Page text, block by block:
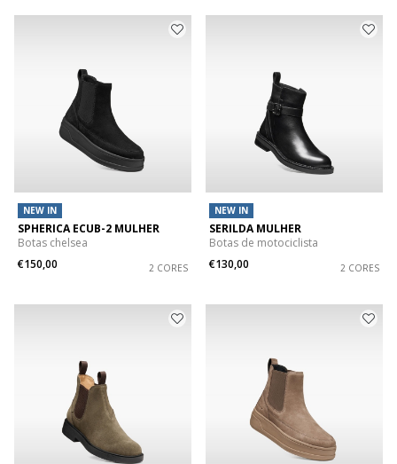
NEW IN
SPHERICA ECUB-2 MULHER
Botas chelsea
€150,00
2 CORES
NEW IN
SERILDA MULHER
Botas de motociclista
€130,00
2 CORES